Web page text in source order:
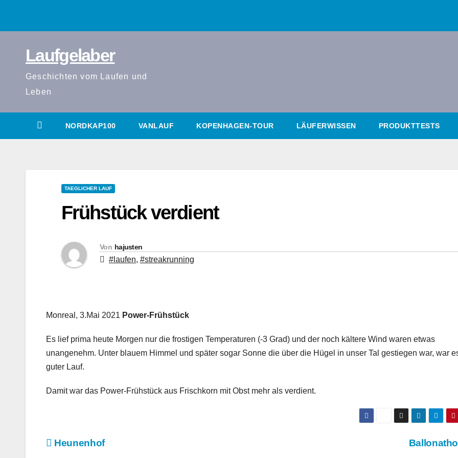
Laufgelaber
Geschichten vom Laufen und
Leben
NORDKAP100 VANLAUF KOPENHAGEN-TOUR LÄUFERWISSEN PRODUKTTESTS
TAEGLICHER LAUF
Frühstück verdient
Von hajusten
#laufen, #streakrunning
Monreal, 3.Mai 2021 Power-Frühstück
Es lief prima heute Morgen nur die frostigen Temperaturen (-3 Grad) und der noch kältere Wind waren etwas
unangenehm. Unter blauem Himmel und später sogar Sonne die über die Hügel in unser Tal gestiegen war, war
guter Lauf.
Damit war das Power-Frühstück aus Frischkorn mit Obst mehr als verdient.
Beitragsnavigation
Heunenhof